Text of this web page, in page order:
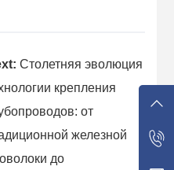
Столетняя эволюция
крепления
от
железной
до